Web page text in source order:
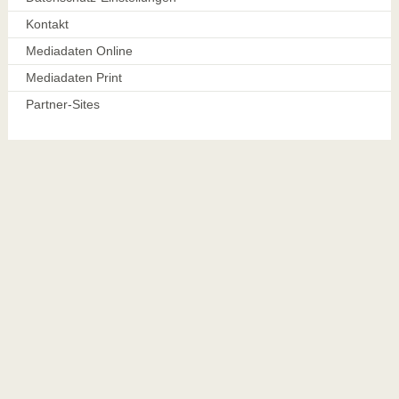
Kontakt
Mediadaten Online
Mediadaten Print
Partner-Sites